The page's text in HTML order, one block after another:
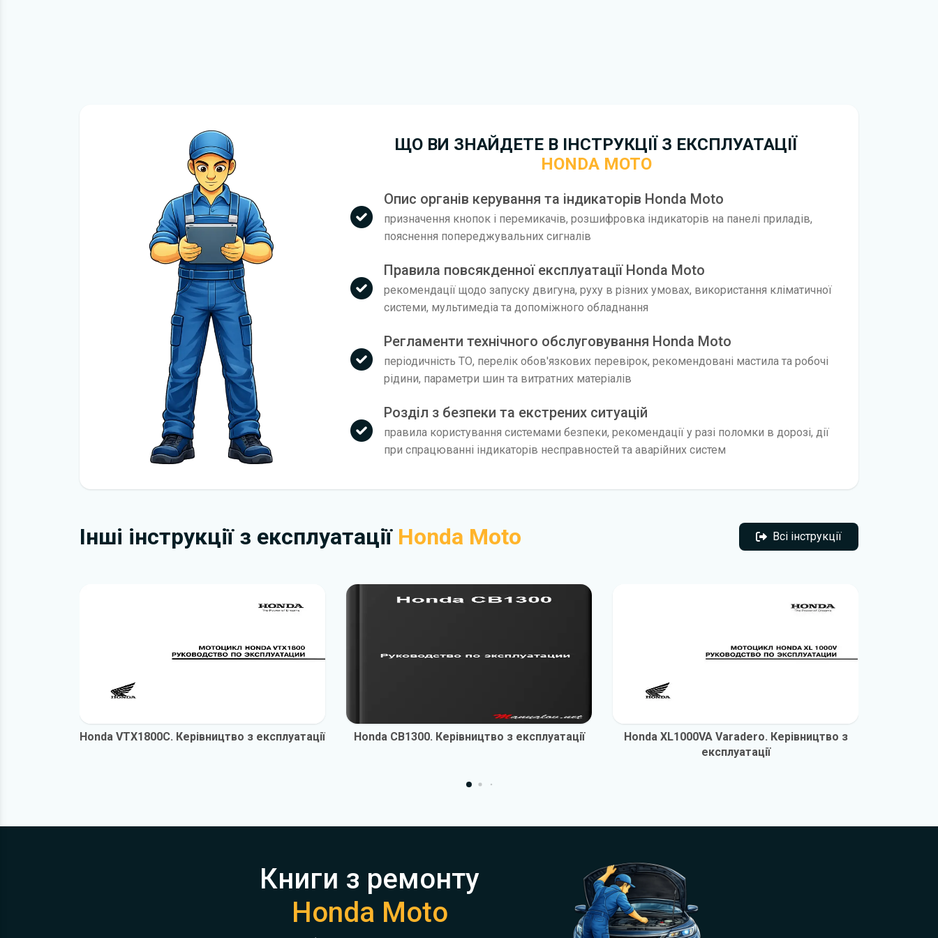
ЩО ВИ ЗНАЙДЕТЕ В ІНСТРУКЦІЇ З ЕКСПЛУАТАЦІЇ
HONDA MOTO
Опис органів керування та індикаторів Honda Moto
призначення кнопок і перемикачів, розшифровка індикаторів на панелі приладів,
пояснення попереджувальних сигналів
Правила повсякденної експлуатації Honda Moto
рекомендації щодо запуску двигуна, руху в різних умовах, використання кліматичної
системи, мультимедіа та допоміжного обладнання
Регламенти технічного обслуговування Honda Moto
періодичність ТО, перелік обов'язкових перевірок, рекомендовані мастила та робочі
рідини, параметри шин та витратних матеріалів
Розділ з безпеки та екстрених ситуацій
правила користування системами безпеки, рекомендації у разі поломки в дорозі, дії
при спрацюванні індикаторів несправностей та аварійних систем
Інші інструкції з експлуатації Honda Moto Всі інструкції
Всі інструкції
Honda VTX1800C. Керівництво з експлуатації Honda CB1300. Керівництво з експлуатації
Honda XL1000VA Varadero. Керівництво з
експлуатації
Книги з ремонту
Honda Moto